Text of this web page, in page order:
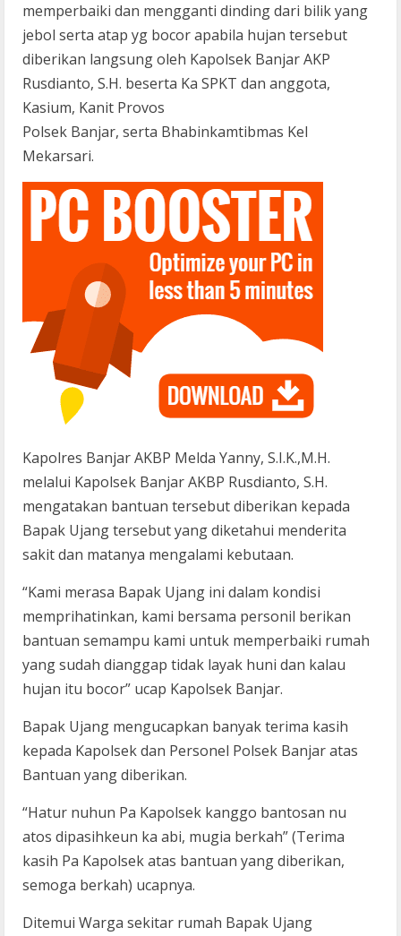
memperbaiki dan mengganti dinding dari bilik yang
jebol serta atap yg bocor apabila hujan tersebut
diberikan langsung oleh Kapolsek Banjar AKP
Rusdianto, S.H. beserta Ka SPKT dan anggota,
Kasium, Kanit Provos
Polsek Banjar, serta Bhabinkamtibmas Kel
Mekarsari.
Kapolres Banjar AKBP Melda Yanny, S.I.K.,M.H.
melalui Kapolsek Banjar AKBP Rusdianto, S.H.
mengatakan bantuan tersebut diberikan kepada
Bapak Ujang tersebut yang diketahui menderita
sakit dan matanya mengalami kebutaan.
“Kami merasa Bapak Ujang ini dalam kondisi
memprihatinkan, kami bersama personil berikan
bantuan semampu kami untuk memperbaiki rumah
yang sudah dianggap tidak layak huni dan kalau
hujan itu bocor” ucap Kapolsek Banjar.
Bapak Ujang mengucapkan banyak terima kasih
kepada Kapolsek dan Personel Polsek Banjar atas
Bantuan yang diberikan.
“Hatur nuhun Pa Kapolsek kanggo bantosan nu
atos dipasihkeun ka abi, mugia berkah” (Terima
kasih Pa Kapolsek atas bantuan yang diberikan,
semoga berkah) ucapnya.
Ditemui Warga sekitar rumah Bapak Ujang